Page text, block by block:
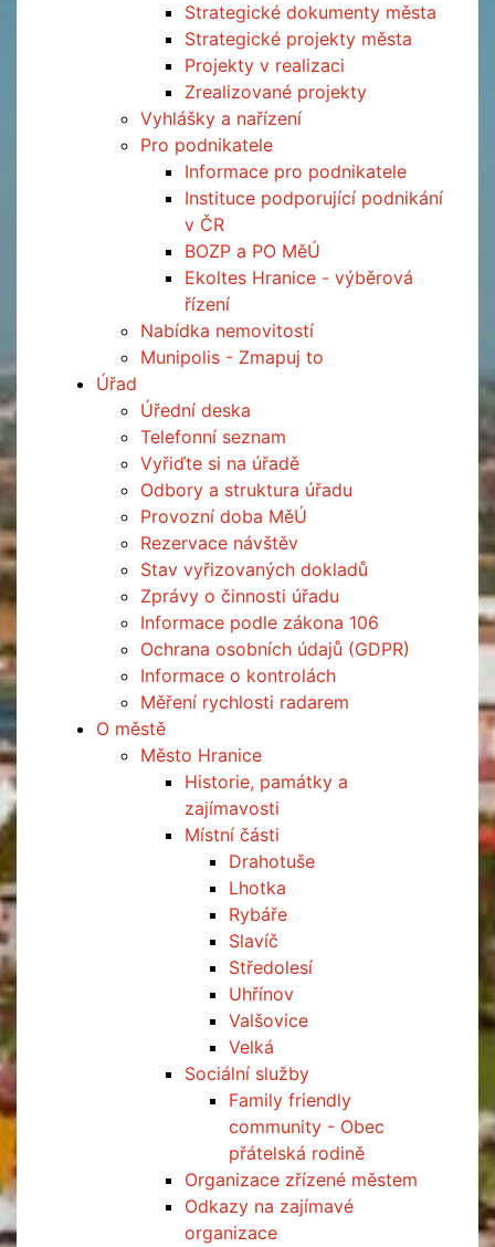
Strategické dokumenty města
Strategické projekty města
Projekty v realizaci
Zrealizované projekty
Vyhlášky a nařízení
Pro podnikatele
Informace pro podnikatele
Instituce podporující podnikání
v ČR
BOZP a PO MěÚ
Ekoltes Hranice - výběrová
řízení
Nabídka nemovitostí
Munipolis - Zmapuj to
Úřad
Úřední deska
Telefonní seznam
Vyřiďte si na úřadě
Odbory a struktura úřadu
Provozní doba MěÚ
Rezervace návštěv
Stav vyřizovaných dokladů
Zprávy o činnosti úřadu
Informace podle zákona 106
Ochrana osobních údajů (GDPR)
Informace o kontrolách
Měření rychlosti radarem
O městě
Město Hranice
Historie, památky a
zajímavosti
Místní části
Drahotuše
Lhotka
Rybáře
Slavíč
Středolesí
Uhřínov
Valšovice
Velká
Sociální služby
Family friendly
community - Obec
přátelská rodině
Organizace zřízené městem
Odkazy na zajímavé
organizace